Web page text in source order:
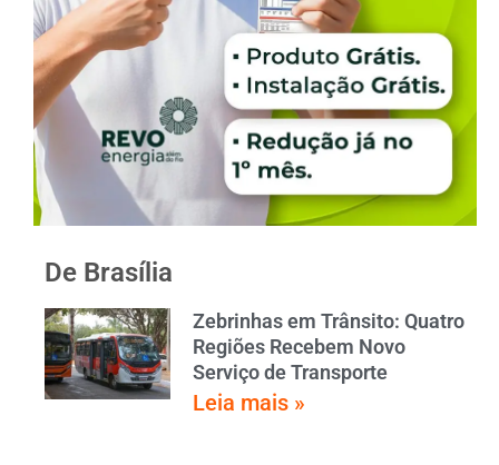
De Brasília
Zebrinhas em Trânsito: Quatro
Regiões Recebem Novo
Serviço de Transporte
Leia mais »